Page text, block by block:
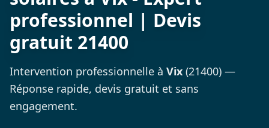
professionnel | Devis
gratuit 21400
Intervention professionnelle à Vix (21400) —
Réponse rapide, devis gratuit et sans
engagement.